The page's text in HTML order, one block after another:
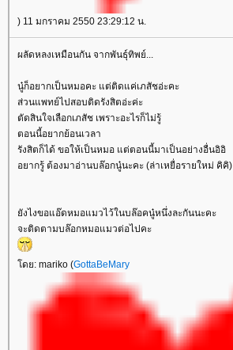
) 11 มกราคม 2550 23:29:12 น.
ผลัดหลงเหมือนกัน จากพันธุ์ทิพย์...
นู๋ก็อยากเป็นหมอคะ แต่ติดแค่เภสัชอ่ะคะ
ส่วนแพทย์ไปสอบติดรังสิตอ่ะค่ะ
ตัดสินใจเลือกเภสัช เพราะอะไรก็ไม่รู้
ตอนนี้อยากย้อนเวลา
รังสิตก็ได้ ขอให้เป็นหมอ แต่ตอนนี้มาเป็นอย่างอื่นอิอิ
อยากรู้ ต้องมาอ่านบล๊อกนู๋นะคะ (ล่าเหยื่อรายใหม่ คิคิ)
ังไงขอแอ๊ดหมอแมวไว้ในบล๊อคนู๋หนึ่งละกันนะคะ
จะติดตามบล๊อกหมอแมวต่อไปคะ
ดย: mariko (GottaBeMary